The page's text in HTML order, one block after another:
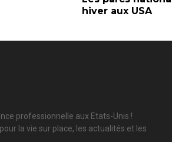
hiver aux USA
professionnelle aux Etats-Unis !
la vie sur place, les actualités et les